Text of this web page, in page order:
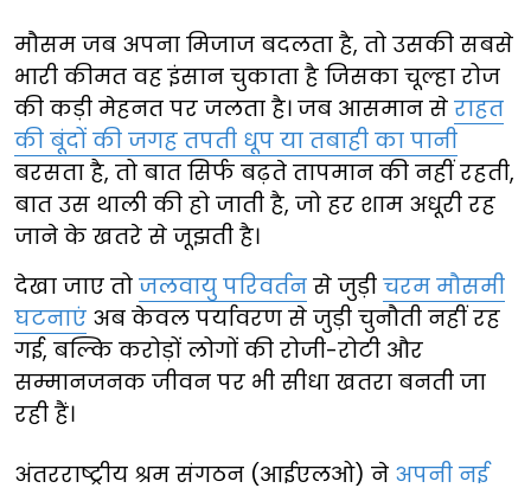
मौसम जब अपना मिजाज बदलता है, तो उसकी सबसे
भारी कीमत वह इंसान चुकाता है जिसका चूल्हा रोज
की कड़ी मेहनत पर जलता है। जब आसमान से राहत
की बूंदों की जगह तपती धूप या तबाही का पानी
बरसता है, तो बात सिर्फ बढ़ते तापमान की नहीं रहती,
बात उस थाली की हो जाती है, जो हर शाम अधूरी रह
जाने के खतरे से जूझती है।
देखा जाए तो जलवायु परिवर्तन से जुड़ी चरम मौसमी
घटनाएं अब केवल पर्यावरण से जुड़ी चुनौती नहीं रह
गई, बल्कि करोड़ों लोगों की रोजी-रोटी और
सम्मानजनक जीवन पर भी सीधा खतरा बनती जा
रही हैं।
अंतरराष्ट्रीय श्रम संगठन (आईएलओ) ने अपनी नई